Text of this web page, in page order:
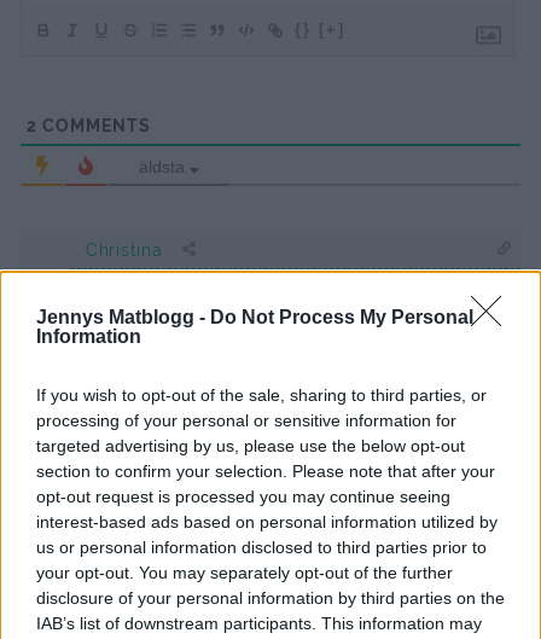
Jennys Matblogg - Do Not Process My Personal
Information
If you wish to opt-out of the sale, sharing to third parties, or
processing of your personal or sensitive information for
targeted advertising by us, please use the below opt-out
section to confirm your selection. Please note that after your
opt-out request is processed you may continue seeing
interest-based ads based on personal information utilized by
us or personal information disclosed to third parties prior to
your opt-out. You may separately opt-out of the further
disclosure of your personal information by third parties on the
IAB’s list of downstream participants. This information may
{} [+]
2 COMMENTS
äldsta
Christina
Är ni på Thai silk palace? Eller är det något annat ställe
jennysmatblogg
Reply toChristina 8 år sedan
Jajamän, ☺️